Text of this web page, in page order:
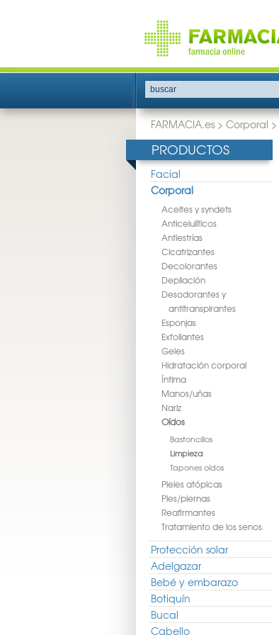
buscar
FARMACIA.es > Corporal >
PRODUCTOS
Facial
Corporal
Aceites y syndets
Anticelulíticos
Antiestrías
Cicatrizantes
Decolorantes
Depilación
Desodorantes y
antitranspirantes
Esponjas
Exfoliantes
Geles
Hidratación corporal
Íntima
Manos/uñas
Nariz
Oídos
Bastoncillos
Limpieza
Tapones oídos
Pieles atópicas
Pies/piernas
Reafirmantes
Tratamiento de los senos
Protección solar
Adelgazar
Bebé y embarazo
Botiquín
Bucal
Cabello